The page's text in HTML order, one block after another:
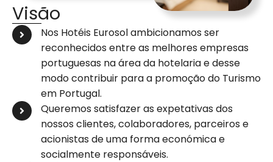
Visão
Nos Hotéis Eurosol ambicionamos ser
reconhecidos entre as melhores empresas
portuguesas na área da hotelaria e desse
modo contribuir para a promoção do Turismo
em Portugal.
Queremos satisfazer as expetativas dos
nossos clientes, colaboradores, parceiros e
acionistas de uma forma económica e
socialmente responsáveis.